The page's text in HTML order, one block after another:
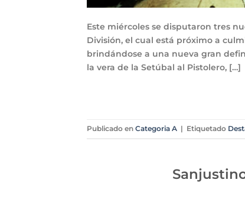
Este miércoles se disputaron tres
División, el cual está próximo a
brindándose a una nueva gran
la vera de la Setúbal al Pistolero, […]
Publicado en Categoria A | Etiquetado